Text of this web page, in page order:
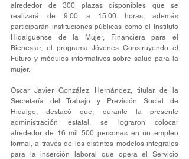
alrededor de 300 plazas disponibles que se
realizará de 9:00 a 15:00 horas; además
participarán instituciones públicas como el Instituto
Hidalguense de la Mujer, Financiera para el
Bienestar, el programa Jóvenes Construyendo el
Futuro y módulos informativos sobre salud para la
mujer.
Oscar Javier González Hernández, titular de la
Secretaría del Trabajo y Previsión Social de
Hidalgo, destacó que, durante la presente
administración estatal, se lograron colocar
alrededor de 16 mil 500 personas en un empleo
formal, a través de los distintos modelos integrales
para la inserción laboral que opera el Servicio